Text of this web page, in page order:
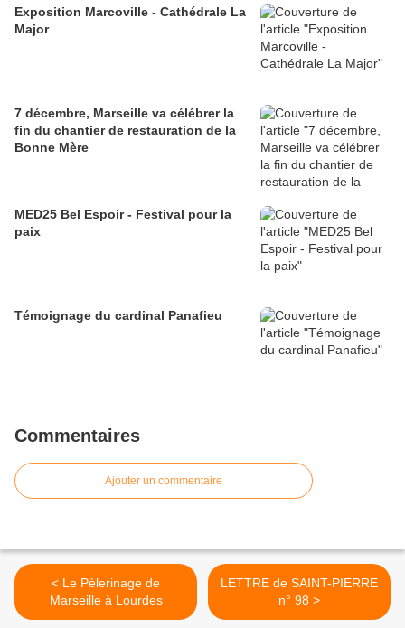
Exposition Marcoville - Cathédrale La
Major
7 décembre, Marseille va célébrer la
fin du chantier de restauration de la
Bonne Mère
MED25 Bel Espoir - Festival pour la
paix
Témoignage du cardinal Panafieu
Commentaires
Ajouter un commentaire
< Le Pèlerinage de
Marseille à Lourdes
LETTRE de SAINT-PIERRE
n° 98 >